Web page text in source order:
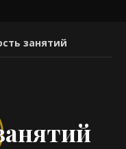
занятий